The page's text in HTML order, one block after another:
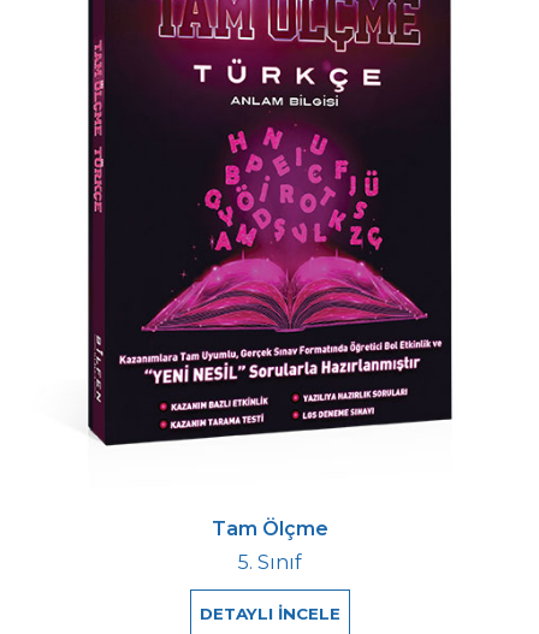
Tam Ölçme
5. Sınıf
DETAYLI İNCELE